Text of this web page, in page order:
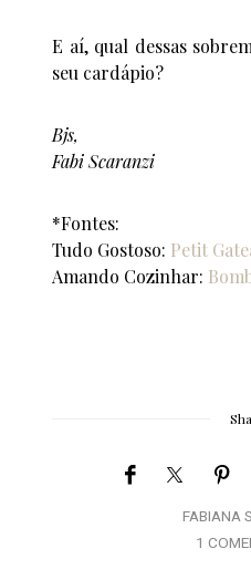
E aí, qual dessas
seu cardápio?
Bjs,
Fabi Scaranzi
*Fontes:
Tudo Gostoso: Petit
Amando Cozinhar:
FABIANA
1